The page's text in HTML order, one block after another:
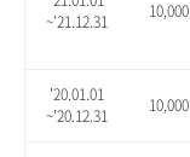
~'21.12.31
10,000
'20.01.01
~'20.12.31
10,000